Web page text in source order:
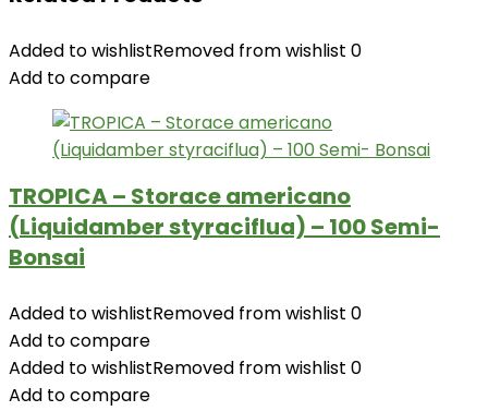
Added to wishlistRemoved from wishlist 0
Add to compare
TROPICA – Storace americano
(Liquidamber styraciflua) – 100 Semi-
Bonsai
Added to wishlistRemoved from wishlist 0
Add to compare
Added to wishlistRemoved from wishlist 0
Add to compare